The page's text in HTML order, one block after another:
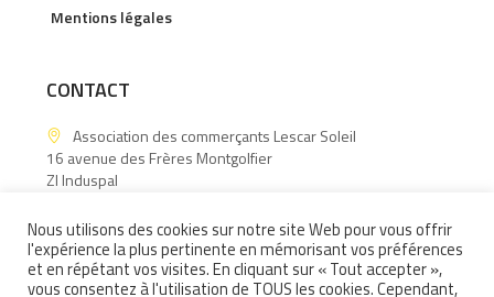
Mentions légales
CONTACT
Association des commerçants Lescar Soleil
16 avenue des Frères Montgolfier
ZI Induspal
06.15.60.88.43
Contactez-nous !
Nous utilisons des cookies sur notre site Web pour vous offrir
l'expérience la plus pertinente en mémorisant vos préférences
et en répétant vos visites. En cliquant sur « Tout accepter »,
vous consentez à l'utilisation de TOUS les cookies. Cependant,